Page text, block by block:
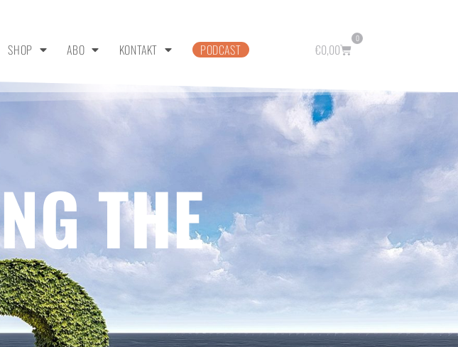
SHOP ABO KONTAKT PODCAST €0,00
0
THE